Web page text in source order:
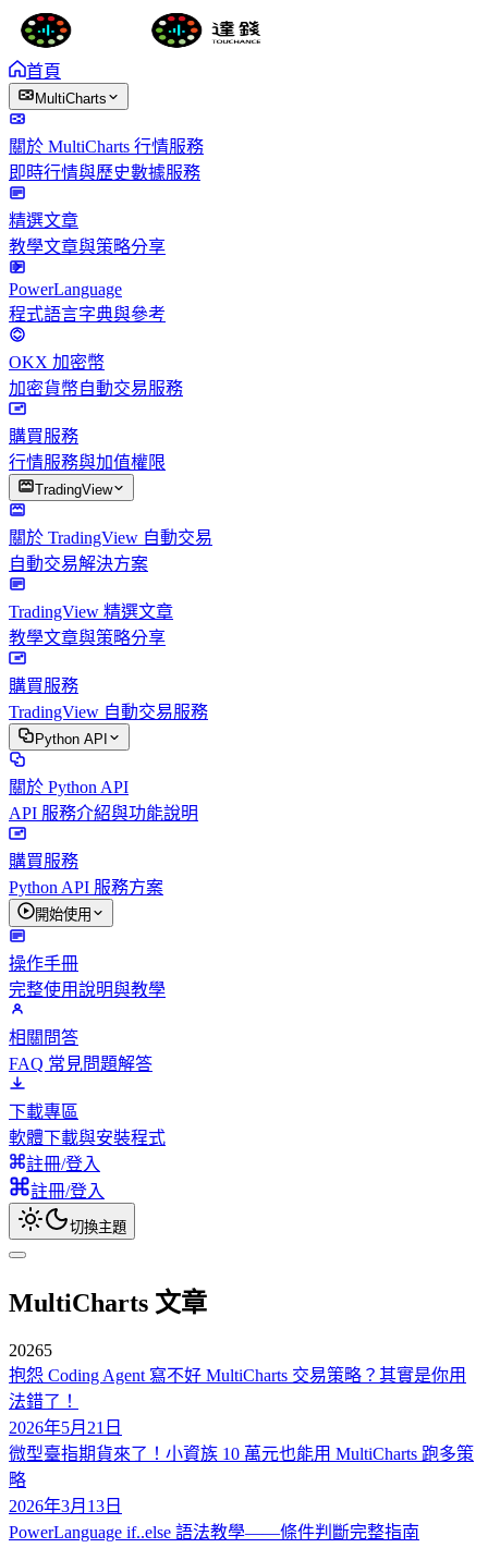
首頁
MultiCharts
關於 MultiCharts 行情服務
即時行情與歷史數據服務
精選文章
教學文章與策略分享
PowerLanguage
程式語言字典與參考
OKX 加密幣
加密貨幣自動交易服務
購買服務
行情服務與加值權限
TradingView
關於 TradingView 自動交易
自動交易解決方案
TradingView 精選文章
教學文章與策略分享
購買服務
TradingView 自動交易服務
Python API
關於 Python API
API 服務介紹與功能說明
購買服務
Python API 服務方案
開始使用
操作手冊
完整使用說明與教學
相關問答
FAQ 常見問題解答
下載專區
軟體下載與安裝程式
註冊/登入
註冊/登入
切換主題
MultiCharts 文章
20265
抱怨 Coding Agent 寫不好 MultiCharts 交易策略？其實是你用
法錯了！
2026年5月21日
微型臺指期貨來了！小資族 10 萬元也能用 MultiCharts 跑多策
略
2026年3月13日
PowerLanguage if..else 語法教學——條件判斷完整指南